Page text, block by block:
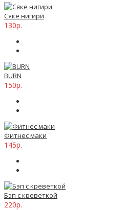
Сяке нигири
130р.
BURN
150р.
Фитнес маки
145р.
Бэп с креветкой
220р.